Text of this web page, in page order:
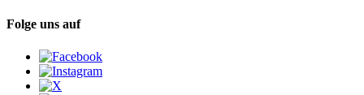
Folge uns auf